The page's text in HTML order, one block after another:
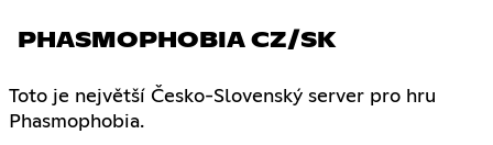
PHASMOPHOBIA CZ/SK
Toto je největší Česko-Slovenský server pro hru
Phasmophobia.